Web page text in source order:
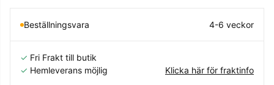
Beställningsvara 4-6 veckor
✓ Fri Frakt till butik
✓ Hemleverans möjlig Klicka här för fraktinfo